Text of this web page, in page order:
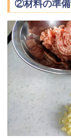
②材料の準備